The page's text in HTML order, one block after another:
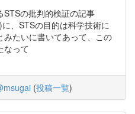
STSの批判的検証の記事
、STSの目的は科学技術に
たいに書いてあって、この
なって
(投稿一覧)